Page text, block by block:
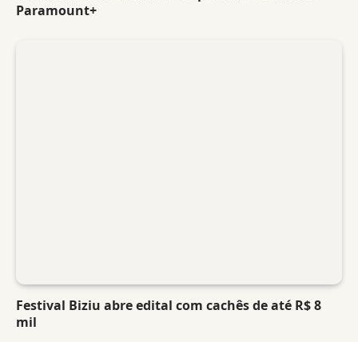
Paramount+
Festival Biziu abre edital com cachês de até R$ 8
mil